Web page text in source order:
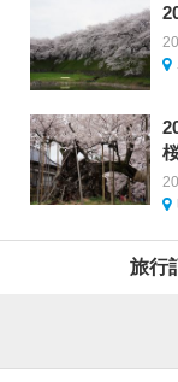
旅行